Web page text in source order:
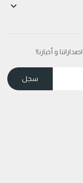

و أخبارنا!